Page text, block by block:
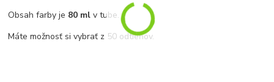
Obsah farby je 80 ml v tube.
Máte možnosť si vybrať z 50 odtieňov.